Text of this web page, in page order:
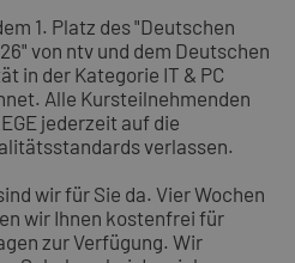
1. Platz des "Deutschen
von ntv und dem Deutschen
in der Kategorie IT & PC
Alle Kursteilnehmenden
jederzeit auf die
verlassen.
wir für Sie da. Vier Wochen
wir Ihnen kostenfrei für
zur Verfügung. Wir